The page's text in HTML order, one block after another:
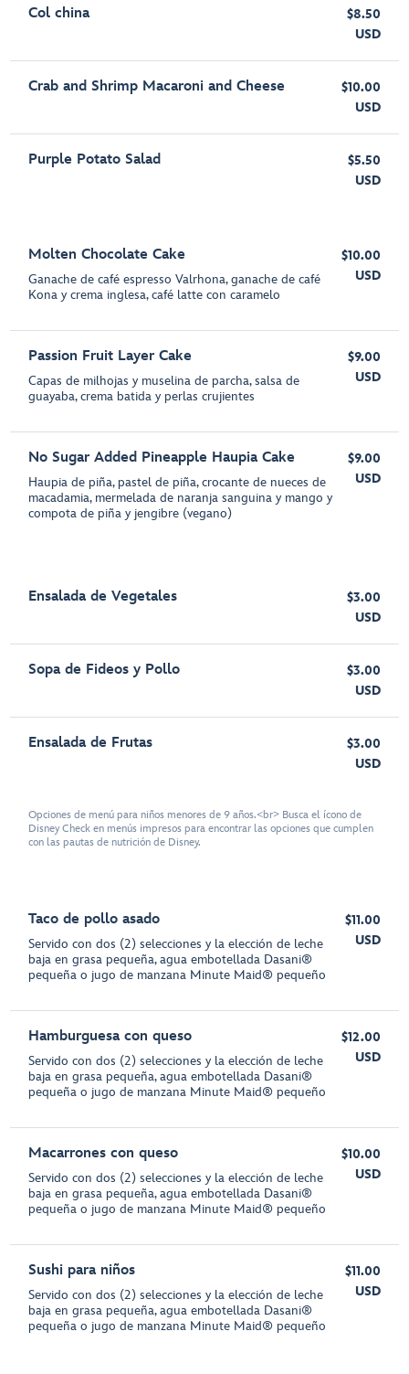
Col china
$8.50
USD
Crab and Shrimp Macaroni and Cheese
$10.00
USD
Purple Potato Salad
$5.50
USD
Molten Chocolate Cake
Ganache de café espresso Valrhona, ganache de café
Kona y crema inglesa, café latte con caramelo
$10.00
USD
Passion Fruit Layer Cake
Capas de milhojas y muselina de parcha, salsa de
guayaba, crema batida y perlas crujientes
$9.00
USD
No Sugar Added Pineapple Haupia Cake
Haupia de piña, pastel de piña, crocante de nueces de
macadamia, mermelada de naranja sanguina y mango y
compota de piña y jengibre (vegano)
$9.00
USD
Ensalada de Vegetales
$3.00
USD
Sopa de Fideos y Pollo
$3.00
USD
Ensalada de Frutas
$3.00
USD
Opciones de menú para niños menores de 9 años.<br> Busca el ícono de
Disney Check en menús impresos para encontrar las opciones que cumplen
con las pautas de nutrición de Disney.
Taco de pollo asado
Servido con dos (2) selecciones y la elección de leche
baja en grasa pequeña, agua embotellada Dasani®
pequeña o jugo de manzana Minute Maid® pequeño
$11.00
USD
Hamburguesa con queso
Servido con dos (2) selecciones y la elección de leche
baja en grasa pequeña, agua embotellada Dasani®
pequeña o jugo de manzana Minute Maid® pequeño
$12.00
USD
Macarrones con queso
Servido con dos (2) selecciones y la elección de leche
baja en grasa pequeña, agua embotellada Dasani®
pequeña o jugo de manzana Minute Maid® pequeño
$10.00
USD
Sushi para niños
Servido con dos (2) selecciones y la elección de leche
baja en grasa pequeña, agua embotellada Dasani®
pequeña o jugo de manzana Minute Maid® pequeño
$11.00
USD